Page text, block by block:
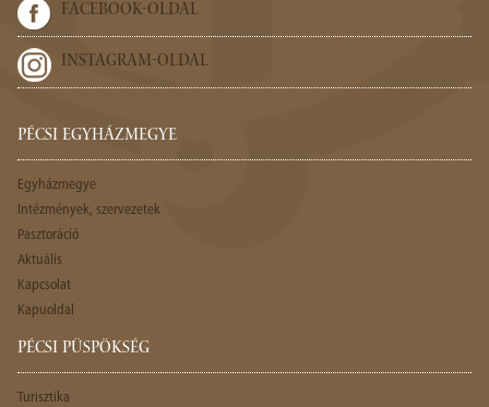
FACEBOOK-OLDAL
INSTAGRAM-OLDAL
PÉCSI EGYHÁZMEGYE
Egyházmegye
Intézmények, szervezetek
Pasztoráció
Aktuális
Kapcsolat
Kapuoldal
PÉCSI PÜSPÖKSÉG
Turisztika